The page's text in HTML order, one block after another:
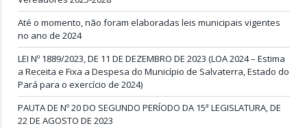
Até o momento, não foram elaboradas leis municipais vigentes
no ano de 2024
LEI Nº 1889/2023, DE 11 DE DEZEMBRO DE 2023 (LOA 2024 – Estima
a Receita e Fixa a Despesa do Município de Salvaterra, Estado do
Pará para o exercício de 2024)
PAUTA DE Nº 20 DO SEGUNDO PERÍODO DA 15ª LEGISLATURA, DE
22 DE AGOSTO DE 2023